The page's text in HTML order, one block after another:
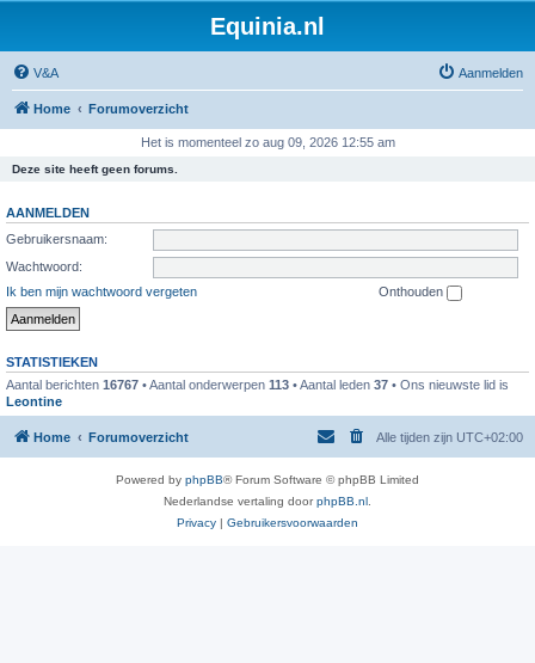
Equinia.nl
V&A Aanmelden
Home Forumoverzicht
Het is momenteel zo aug 09, 2026 12:55 am
Deze site heeft geen forums.
AANMELDEN
Gebruikersnaam:
Wachtwoord:
Ik ben mijn wachtwoord vergeten
Onthouden
STATISTIEKEN
Aantal berichten 16767 • Aantal onderwerpen 113 • Aantal leden 37 • Ons nieuwste lid is
Leontine
Home Forumoverzicht Alle tijden zijn UTC+02:00
Powered by phpBB® Forum Software © phpBB Limited
Nederlandse vertaling doorphpBB.nl
Privacy | Gebruikersvoorwaarden